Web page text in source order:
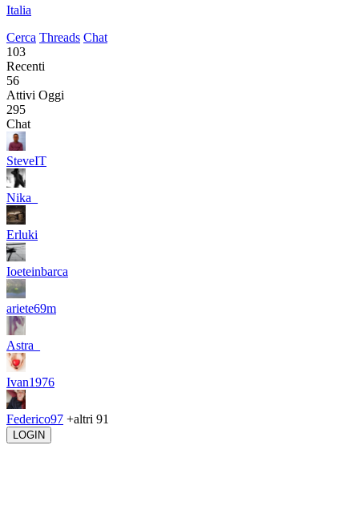
Italia
Cerca Threads Chat
103
Recenti
56
Attivi Oggi
295
Chat
SteveIT
Nika_
Erluki
Ioeteinbarca
ariete69m
Astra_
Ivan1976
Federico97 +altri 91
LOGIN